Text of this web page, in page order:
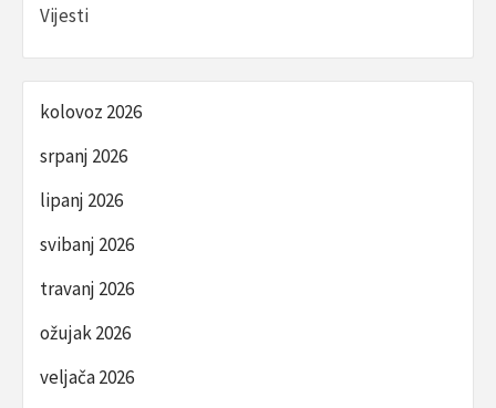
Vijesti
kolovoz 2026
srpanj 2026
lipanj 2026
svibanj 2026
travanj 2026
ožujak 2026
veljača 2026